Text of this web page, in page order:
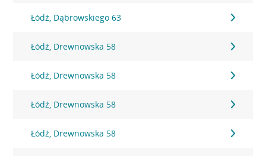
Łódź, Dąbrowskiego 63
Łódź, Drewnowska 58
Łódź, Drewnowska 58
Łódź, Drewnowska 58
Łódź, Drewnowska 58